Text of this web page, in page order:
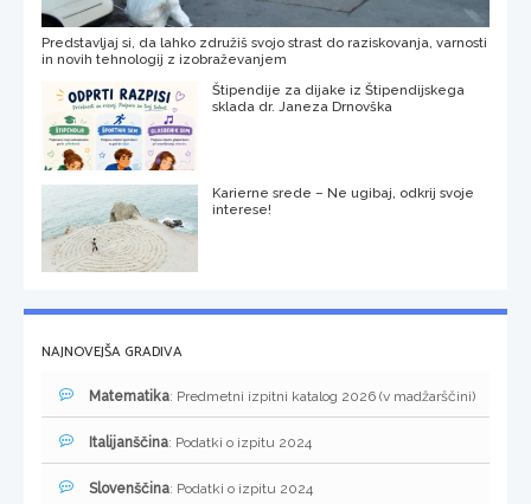
Predstavljaj si, da lahko združiš svojo strast do raziskovanja, varnosti
in novih tehnologij z izobraževanjem
Štipendije za dijake iz Štipendijskega
sklada dr. Janeza Drnovška
Karierne srede – Ne ugibaj, odkrij svoje
interese!
NAJNOVEJŠA GRADIVA
Matematika: Predmetni izpitni katalog 2026 (v madžarščini)
Italijanščina: Podatki o izpitu 2024
Slovenščina: Podatki o izpitu 2024